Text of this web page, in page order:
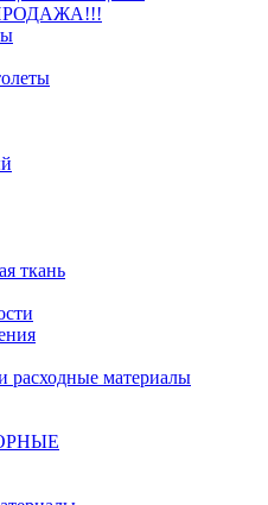
ткань
расходные материалы